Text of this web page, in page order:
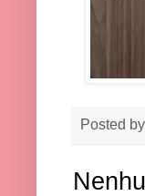
Posted by